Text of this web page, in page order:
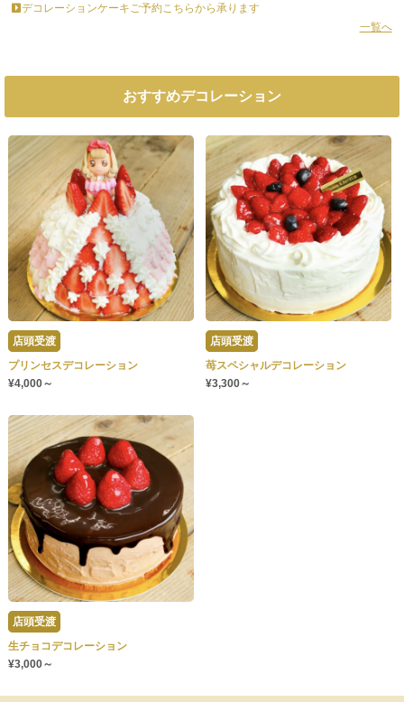
デコレーションケーキご予約こちらから承ります
一覧へ
おすすめデコレーション
店頭受渡
プリンセスデコレーション
¥4,000～
店頭受渡
苺スペシャルデコレーション
¥3,300～
店頭受渡
生チョコデコレーション
¥3,000～